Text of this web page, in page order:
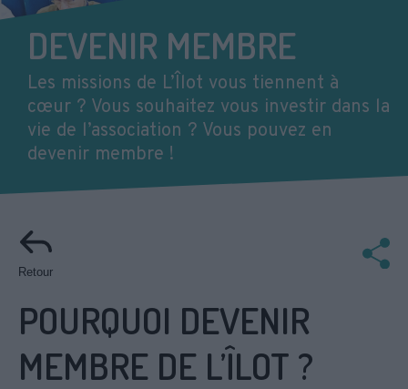
DEVENIR MEMBRE
Les missions de L’Îlot vous tiennent à
cœur ? Vous souhaitez vous investir dans la
vie de l’association ? Vous pouvez en
devenir membre !
Retour
POURQUOI DEVENIR
MEMBRE DE L’ÎLOT ?